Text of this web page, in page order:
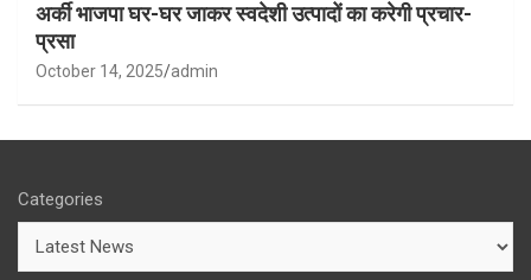
अर्की भाजपा घर-घर जाकर स्वदेशी उत्पादों का करेगी प्रचार-
प्रसा
October 14, 2025 admin
Categories